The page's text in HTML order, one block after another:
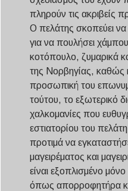
πληρούν τις ακριβείς
Ο πελάτης σκοπεύει να
για να πουλήσει
κοτόπουλο, ζυμαρικά
της Νορβηγίας, καθώς
προσωπική του
τούτου, το εξωτερικό
χαλκομανίες που
εστιατορίου του
προτιμά να
μαγειρέματος και
είναι εξοπλισμένο
όπως απορροφητήρα